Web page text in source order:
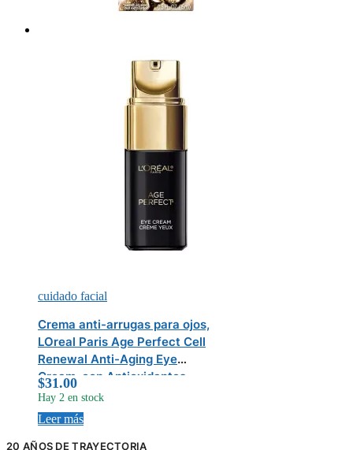
cuidado facial
Crema anti-arrugas para ojos,
LOreal Paris Age Perfect Cell
Renewal Anti-Aging Eye
Cream, con Antioxidantes,
reduce arrugas, hidrata, 15ml
(0.5 oz)
$31.00
Hay 2 en stock
Leer más
20 AÑOS DE TRAYECTORIA